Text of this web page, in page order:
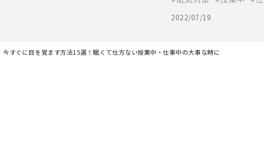
2022/07/19
今すぐに目を覚ます方法15選！眠くて仕方ない授業中・仕事中の大事な時に